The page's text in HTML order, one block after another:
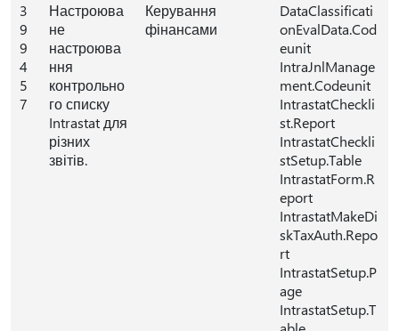
3
9
9
4
5
7
Настроюва
не
настроюва
ння
контрольно
го списку
Intrastat для
різних
звітів.
Керування
фінансами
DataClassificati
onEvalData.Cod
eunit
IntraJnlManage
ment.Codeunit
IntrastatCheckli
st.Report
IntrastatCheckli
stSetup.Table
IntrastatForm.R
eport
IntrastatMakeDi
skTaxAuth.Repo
rt
IntrastatSetup.P
age
IntrastatSetup.T